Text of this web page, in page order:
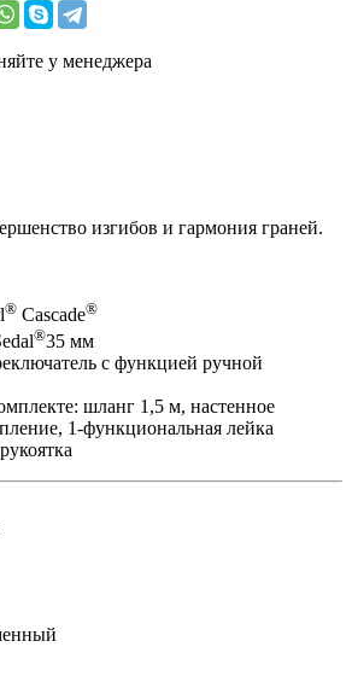
у менеджера
изгибов и гармония граней.
® Cascade®
®35 мм
с функцией ручной
шланг 1,5 м, настенное
1-функциональная лейка